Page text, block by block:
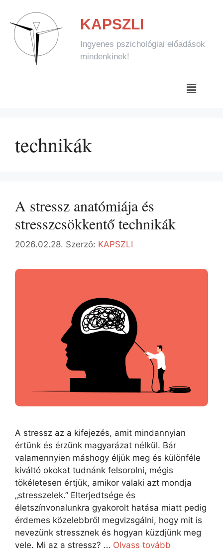
KAPSZLI
Ingyenes pszichológiai előadások
mindenkinek!
technikák
A stressz anatómiája és
stresszcsökkentő technikák
2026.02.28. Szerző: KAPSZLI
A stressz az a kifejezés, amit mindannyian
értünk és érzünk magyarázat nélkül. Bár
valamennyien máshogy éljük meg és különféle
kiváltó okokat tudnánk felsorolni, mégis
tökéletesen értjük, amikor valaki azt mondja
„stresszelek.” Elterjedtsége és
életszínvonalunkra gyakorolt hatása miatt pedig
érdemes közelebbről megvizsgálni, hogy mit is
nevezünk stressznek és hogyan küzdjünk meg
vele. Mi az a stressz? … Olvass tovább